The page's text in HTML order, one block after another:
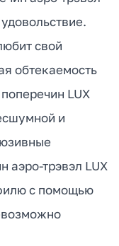
свой
обтекаемость
LUX
и
аэро-трэвэл LUX
с помощью